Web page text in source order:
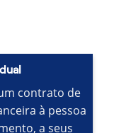
contrato de
à pessoa
a seus